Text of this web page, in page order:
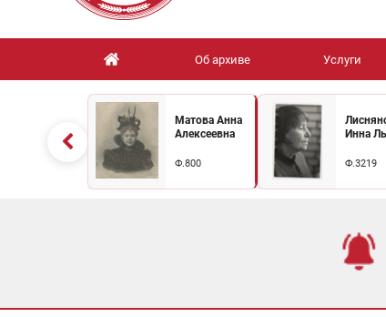
Об архиве Услуги
Матова Анна
Алексеевна
Ф.800
Инна
Ф.3219